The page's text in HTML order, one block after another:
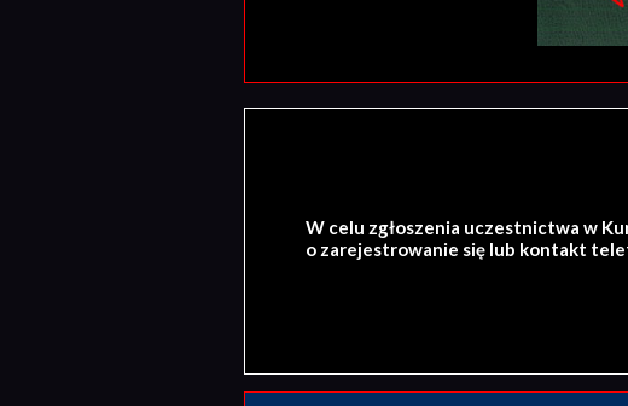
W celu zgłoszenia uczestnictwa w
o zarejestrowanie się lub kontakt